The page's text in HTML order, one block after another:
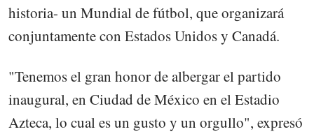
historia- un Mundial de fútbol, que organizará
conjuntamente con Estados Unidos y Canadá.
"Tenemos el gran honor de albergar el partido
inaugural, en Ciudad de México en el Estadio
Azteca, lo cual es un gusto y un orgullo", expresó